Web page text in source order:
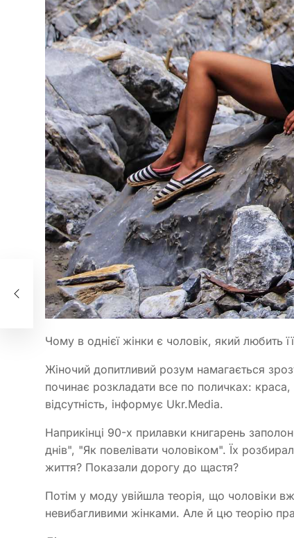
Чому в однієї жінки є чоловік, який любить
Жіночий допитливий розум намагається
починає розкладати все по поличках: краса,
відсутність, інформує Ukr.Media.
Наприкінці 90-х прилавки книгарень
днів", "Як повелівати чоловіком". Їх
життя? Показали дорогу до щастя?
Потім у моду увійшла теорія, що чоловіки
невибагливими жінками. Але й цю теорію